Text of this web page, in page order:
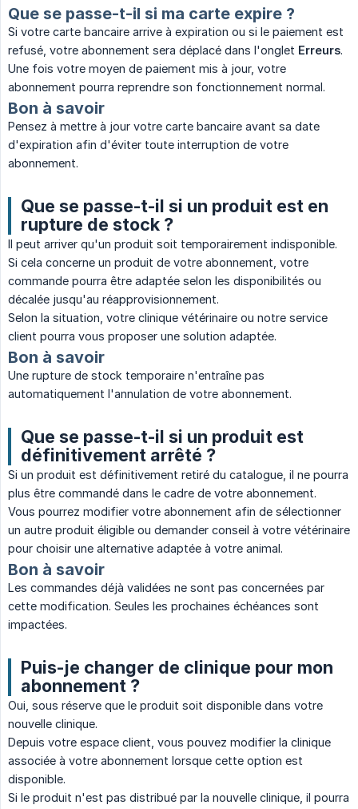
Que se passe-t-il si ma carte expire ?
Si votre carte bancaire arrive à expiration ou si le paiement est
refusé, votre abonnement sera déplacé dans l'onglet Erreurs.
Une fois votre moyen de paiement mis à jour, votre
abonnement pourra reprendre son fonctionnement normal.
Bon à savoir
Pensez à mettre à jour votre carte bancaire avant sa date
d'expiration afin d'éviter toute interruption de votre
abonnement.
Que se passe-t-il si un produit est en
rupture de stock ?
Il peut arriver qu'un produit soit temporairement indisponible.
Si cela concerne un produit de votre abonnement, votre
commande pourra être adaptée selon les disponibilités ou
décalée jusqu'au réapprovisionnement.
Selon la situation, votre clinique vétérinaire ou notre service
client pourra vous proposer une solution adaptée.
Bon à savoir
Une rupture de stock temporaire n'entraîne pas
automatiquement l'annulation de votre abonnement.
Que se passe-t-il si un produit est
définitivement arrêté ?
Si un produit est définitivement retiré du catalogue, il ne pourra
plus être commandé dans le cadre de votre abonnement.
Vous pourrez modifier votre abonnement afin de sélectionner
un autre produit éligible ou demander conseil à votre vétérinaire
pour choisir une alternative adaptée à votre animal.
Bon à savoir
Les commandes déjà validées ne sont pas concernées par
cette modification. Seules les prochaines échéances sont
impactées.
Puis-je changer de clinique pour mon
abonnement ?
Oui, sous réserve que le produit soit disponible dans votre
nouvelle clinique.
Depuis votre espace client, vous pouvez modifier la clinique
associée à votre abonnement lorsque cette option est
disponible.
Si le produit n'est pas distribué par la nouvelle clinique, il pourra